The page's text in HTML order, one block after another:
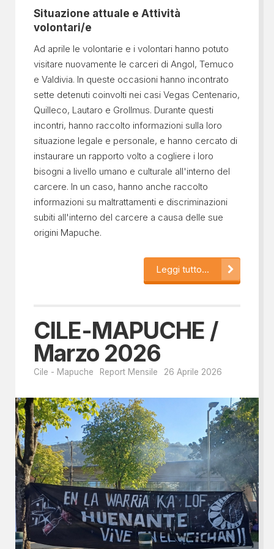
Situazione attuale e Attività
volontari/e
Ad aprile le volontarie e i volontari hanno potuto
visitare nuovamente le carceri di Angol, Temuco
e Valdivia. In queste occasioni hanno incontrato
sette detenuti coinvolti nei casi Vegas Centenario,
Quilleco, Lautaro e Grollmus. Durante questi
incontri, hanno raccolto informazioni sulla loro
situazione legale e personale, e hanno cercato di
instaurare un rapporto volto a cogliere i loro
bisogni a livello umano e culturale all'interno del
carcere. In un caso, hanno anche raccolto
informazioni su maltrattamenti e discriminazioni
subiti all'interno del carcere a causa delle sue
origini Mapuche.
Leggi tutto...
CILE-MAPUCHE /
Marzo 2026
Cile - Mapuche Report Mensile 26 Aprile 2026